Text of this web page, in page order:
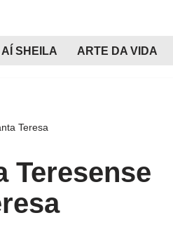
AÍ SHEILA ARTE DA VIDA
Teresa
Teresense